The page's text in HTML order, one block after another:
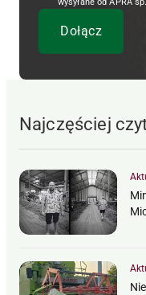
wysyłane od APRA
Najczęściej